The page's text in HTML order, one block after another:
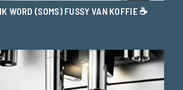
WORD (SOMS) FUSSY VAN KOFFIE ☕